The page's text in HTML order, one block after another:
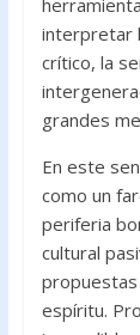
interpretar
crítico, la
grandes
En este
como un
periferia
cultural
propuestas
espíritu.